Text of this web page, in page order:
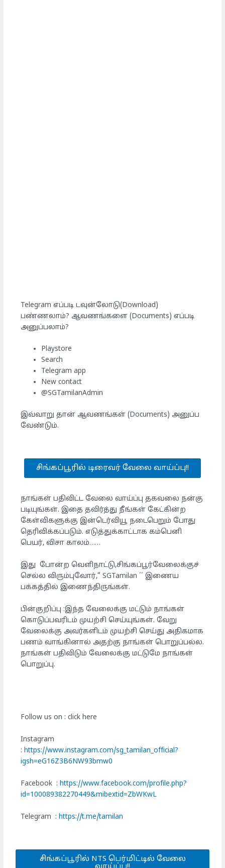
Telegram எப்படி டவுன்லோடு(Download)
பண்ணலாம்? ஆவணங்களை (Documents) எப்படி
அனுப்பலாம்?
Playstore
Search
Telegram app
New contact
@SGTamilanAdmin
இவ்வாறு தான் ஆவணங்கள் (Documents) அனுப்ப
வேண்டும்.
சிங்கப்பூரில் டிரைவர் வேலை வாய்ப்பு!!
நாங்கள் பதிவிட்ட வேலை வாய்ப்பு தகவலை நன்கு
படியுங்கள். இதை தவிர்த்து நீங்கள் கேட்கின்ற
கேள்விகளுக்கு இன்டெர்வியூ நடைபெறும் போது
தெரிவிக்கப்படும். எடுத்துக்காட்டாக கம்பெனி
பெயர், விசா காலம்……
இது போன்ற வெளிநாட்டு,சிங்கப்பூர்வேலைக்குச்
செல்ல விரும்புவோர்,“ SGTamilan ´´ இணைய
பக்கத்தில் இணைந்திருங்கள்.
பின்குறிப்பு :இந்த வேலைக்கு மட்டும் நாங்கள்
கொடுப்பவரிடம் முயற்சி செய்யுங்கள். வேறு
வேலைக்கு அவர்களிடம் முயற்சி செய்து அதிகமாக
பணம் வாங்கினால் அதற்கு நாங்கள் பொறுப்பல்ல.
நாங்கள் பதிவிடும் வேலைக்கு மட்டுமே நாங்கள்
பொறுப்பு.
Follow us on : click here
Instagram
:https://www.instagram.com/sg_tamilan_official?
igsh=eG16Z3B6NW93bmw0
Facebook :https://www.facebook.com/profile.php?
id=100089382270449&mibextid=ZbWKwL
Telegram :https://t.me/tamilan
சிங்கப்பூரில் NTS பெர்மிட்டில் வேலை